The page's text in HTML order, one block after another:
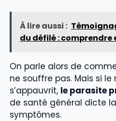
À lire aussi :
du défilé : comprendre
On parle alors de
ne souffre pas. Mais si
s’appauvrit, le parasite
de santé général dicte
symptômes.